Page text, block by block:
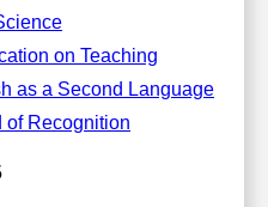
on Teaching
as a Second Language
of Recognition